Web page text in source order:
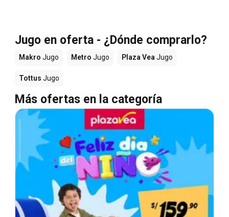
Jugo en oferta - ¿Dónde comprarlo?
Makro Jugo Metro Jugo Plaza Vea Jugo
Tottus Jugo
Más ofertas en la categoría